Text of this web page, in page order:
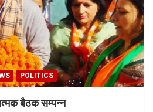
POLITICS
बैठक सम्पन्न